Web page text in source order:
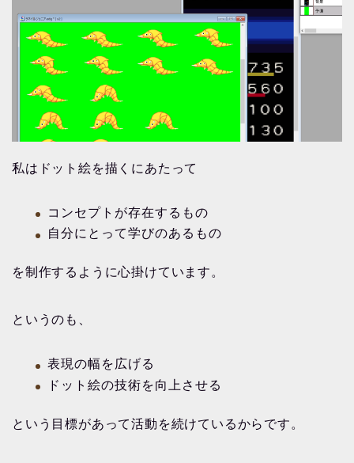
私はドット絵を描くにあたって
コンセプトが存在するもの
自分にとって学びのあるもの
を制作するように心掛けています。
というのも、
表現の幅を広げる
ドット絵の技術を向上させる
という目標があって活動を続けているからです。